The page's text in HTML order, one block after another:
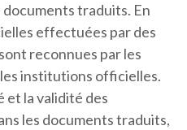
traduits. En
effectuées par des
reconnues par les
institutions officielles.
et la validité des
les documents traduits,